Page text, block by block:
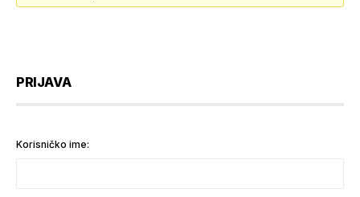
PRIJAVA
Korisničko ime: